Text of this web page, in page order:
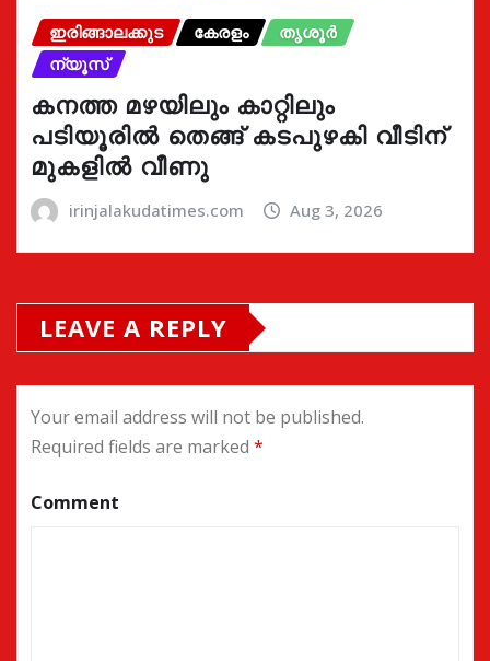
ഇരിങ്ങാലക്കുട കേരളം
തൃശൂർ
ന്യൂസ്
കനത്ത മഴയിലും കാറ്റിലും
പടിയൂരിൽ തെങ്ങ് കടപുഴകി വീടിന്
മുകളിൽ വീണു
irinjalakudatimes.com Aug 3, 2026
LEAVE A REPLY
Your email address will not be published.
Required fields are marked *
Comment